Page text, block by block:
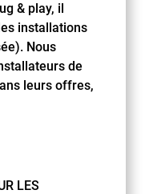
& play, il
installations
Nous
de
leurs offres,
LES